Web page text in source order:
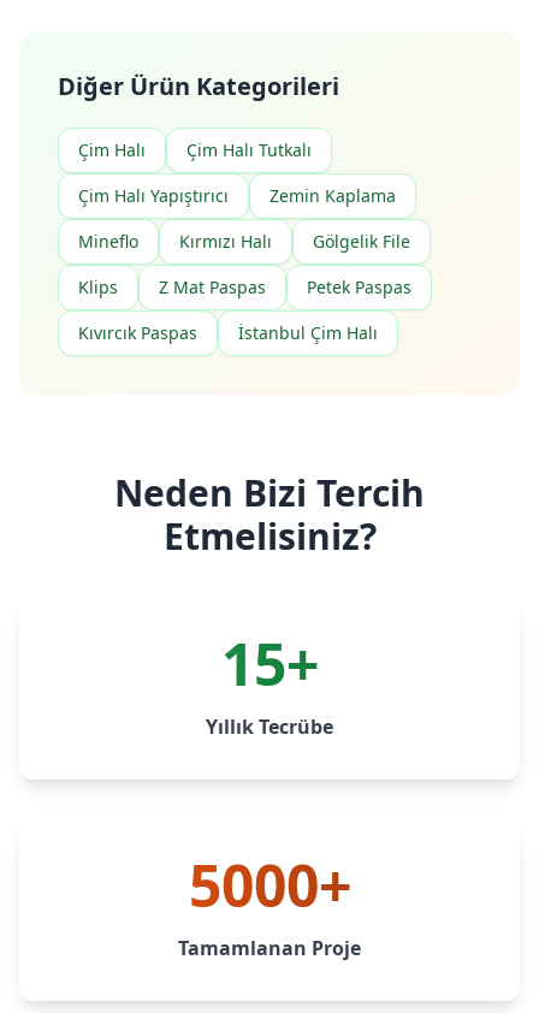
Diğer Ürün Kategorileri
Çim Halı
Çim Halı Tutkalı
Çim Halı Yapıştırıcı
Zemin Kaplama
Mineflo
Kırmızı Halı
Gölgelik File
Klips
Z Mat Paspas
Petek Paspas
Kıvırcık Paspas
İstanbul Çim Halı
Neden Bizi Tercih
Etmelisiniz?
15+
Yıllık Tecrübe
5000+
Tamamlanan Proje